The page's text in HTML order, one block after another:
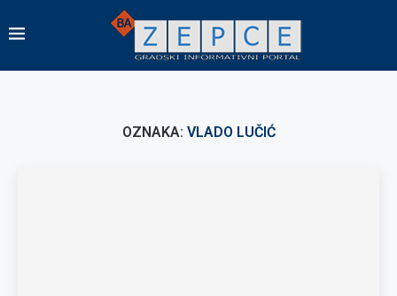
OZNAKA: VLADO LUČIĆ